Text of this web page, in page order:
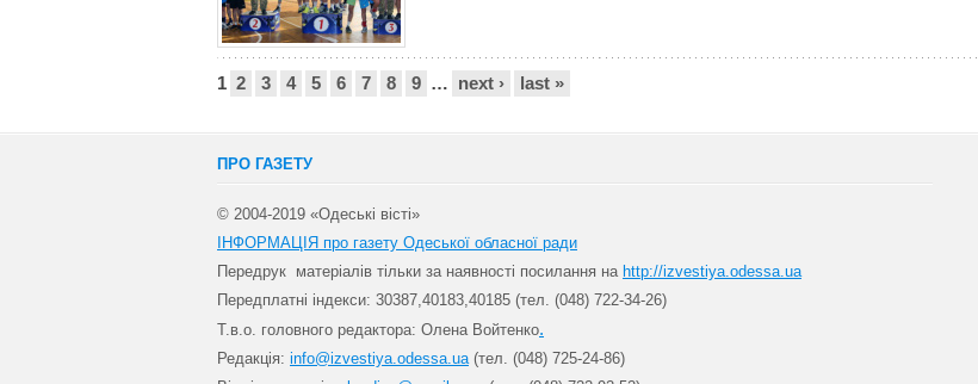
Сторінки
1 2 3 4 5 6 7 8 9 … next › last »
ПРО ГАЗЕТУ
© 2004-2019 «Одеські вісті»
ІНФОРМАЦІЯ про газету Одеської обласної ради
Передрук матеріалів тільки за наявності посилання на http://izvestiya.odessa.ua
Передплатні індекси: 30387,40183,40185 (тел. (048) 722-34-26)
Т.в.о. головного редактора: Олена Войтенко.
Редакція: info@izvestiya.odessa.ua(тел. (048) 725-24-86)